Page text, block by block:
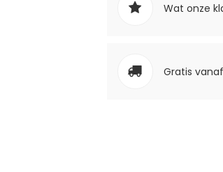
Wat onze
Gratis